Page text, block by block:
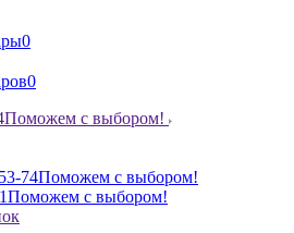
0
0
Поможем с выбором!
74Поможем с выбором!
Поможем с выбором!